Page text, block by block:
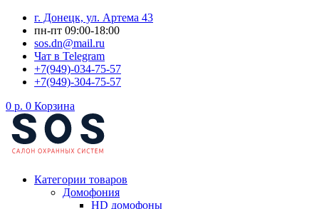
Перейти
содержимому
г. Донецк, ул. Артема 43
пн-пт 09:00-18:00
sos.dn@mail.ru
Чат в Telegram
+7(949)-034-75-57
+7(949)-304-75-57
0 р. 0 Корзина
Категории товаров
Домофония
HD домофоны